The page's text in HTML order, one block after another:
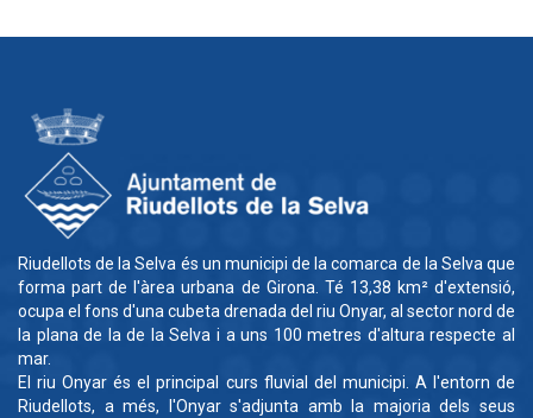
Riudellots de la Selva és un municipi de la comarca de la Selva que
forma part de l'àrea urbana de Girona. Té 13,38 km² d'extensió,
ocupa el fons d'una cubeta drenada del riu Onyar, al sector nord de
la plana de la de la Selva i a uns 100 metres d'altura respecte al
mar.
El riu Onyar és el principal curs fluvial del municipi. A l'entorn de
Riudellots, a més, l'Onyar s'adjunta amb la majoria dels seus